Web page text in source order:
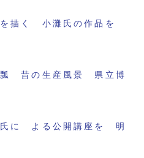
を描く 小灘氏の作品を
瓢 昔の生産風景 県立博
氏に よる公開講座を 明